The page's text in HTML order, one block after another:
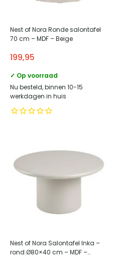
Nest of Nora Ronde salontafel
70 cm – MDF – Beige
199,95
✓ Op voorraad
Nu besteld, binnen 10-15
werkdagen in huis
Nest of Nora Salontafel Inka –
rond Ø80×40 cm – MDF –